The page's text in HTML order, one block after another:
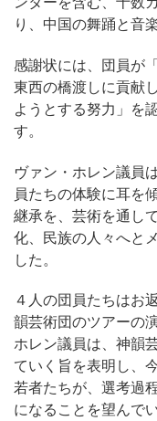
り、中国の舞踊と音
感謝状には、団員が
東西の橋渡しに貢献
ようとする努力」を
す。
ヴァン・ホレン議員
員たちの体験に耳を
継承を、芸術を通し
化、民族の人々へと
した。
４人の団員たちはお
韻芸術団のツアーの
ホレン議員は、神韻
ていく旨を表明し、
若者たちが、選考過
になることを望んで